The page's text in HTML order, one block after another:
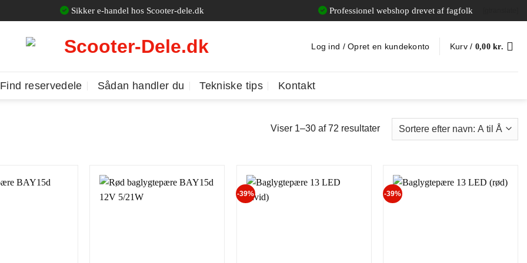
Sikker e-handel hos Scooter-dele.dk Professionel webshop drevet af fagfolk
Log ind / Opret en kundekonto Kurv / 0,00kr.
Find reservedele Sådan handler du Tekniske tips Kontakt
Viser 1–30 af 72 resultater
-39% -39%